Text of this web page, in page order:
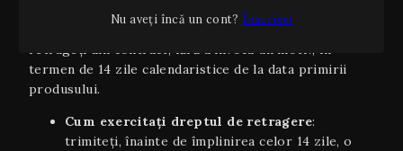
Conform OUG 34/2014 și Directivei UE 2011/83/UE
privind drepturile consumatorilor, aveți dreptul să vă
retrageți din contract, fără a invoca un motiv, în
termen de 14 zile calendaristice de la data primirii
produsului.
Cum exercitați dreptul de retragere:
trimiteți, înainte de împlinirea celor 14 zile, o
Nu aveți încă un cont? Înscrieți